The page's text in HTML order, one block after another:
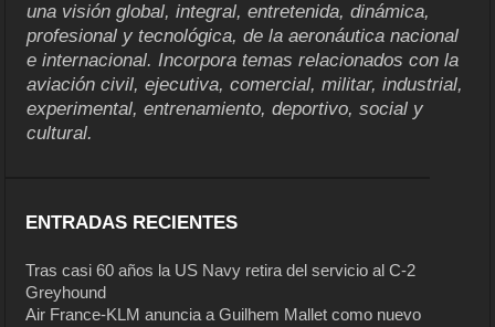
una visión global, integral, entretenida, dinámica,
profesional y tecnológica, de la aeronáutica nacional
e internacional. Incorpora temas relacionados con la
aviación civil, ejecutiva, comercial, militar, industrial,
experimental, entrenamiento, deportivo, social y
cultural.
ENTRADAS RECIENTES
Tras casi 60 años la US Navy retira del servicio al C-2
Greyhound
Air France-KLM anuncia a Guilhem Mallet como nuevo